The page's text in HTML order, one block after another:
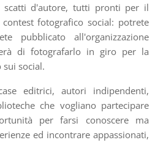
d'autore, tutti pronti per il
fotografico social: potrete
pubblicato all'organizzazione
di fotografarlo in giro per la
social.
editrici, autori indipendenti,
che vogliano partecipare
per farsi conoscere ma
ed incontrare appassionati,